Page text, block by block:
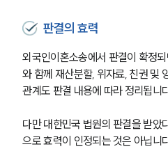
판결의 효력
외국인이혼소송에서 판결이 확정
와 함께 재산분할, 위자료, 친권 및
관계도 판결 내용에 따라 정리됩니
다만 대한민국 법원의 판결을 받았
으로 효력이 인정되는 것은 아닙니